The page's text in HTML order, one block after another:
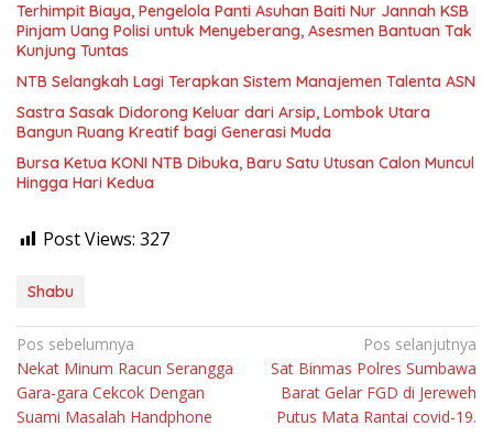
Terhimpit Biaya, Pengelola Panti Asuhan Baiti Nur Jannah KSB
Pinjam Uang Polisi untuk Menyeberang, Asesmen Bantuan Tak
Kunjung Tuntas
NTB Selangkah Lagi Terapkan Sistem Manajemen Talenta ASN
Sastra Sasak Didorong Keluar dari Arsip, Lombok Utara
Bangun Ruang Kreatif bagi Generasi Muda
Bursa Ketua KONI NTB Dibuka, Baru Satu Utusan Calon Muncul
Hingga Hari Kedua
Post Views: 327
Shabu
Navigasi
pos
Pos sebelumnya
Nekat Minum Racun Serangga
Gara-gara Cekcok Dengan
Suami Masalah Handphone
Pos selanjutnya
Sat Binmas Polres Sumbawa
Barat Gelar FGD di Jereweh
Putus Mata Rantai covid-19.